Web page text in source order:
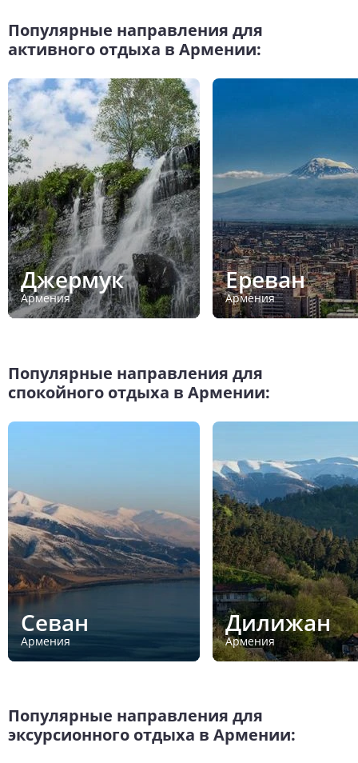
Популярные направления для
активного отдыха в Армении:
Джермук
Армения
Ереван
Армения
Популярные направления для
спокойного отдыха в Армении:
Севан
Армения
Дилижан
Армения
Популярные направления для
эксурсионного отдыха в Армении: